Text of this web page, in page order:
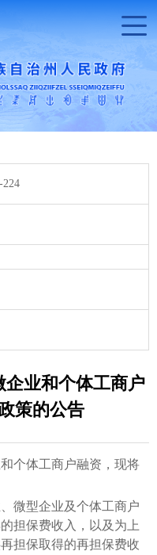
224
企业和个体工商户
策的公告
个体工商户融资，现将
型企业及个体工商户
担保费收入，以及为上
担保取得的再担保费收